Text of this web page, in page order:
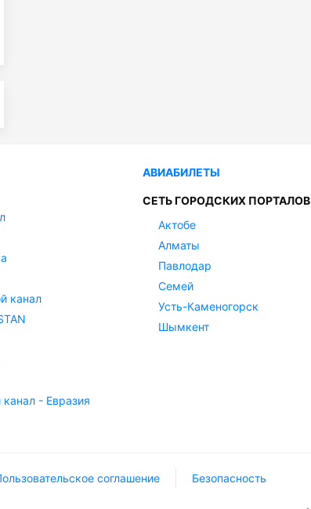
канал
- Евразия
АВИАБИЛЕТЫ
СЕТЬ ГОРОДСКИХ ПОРТАЛОВ
Актобе
Алматы
Павлодар
Семей
Усть-Каменогорск
Шымкент
соглашение Безопасность